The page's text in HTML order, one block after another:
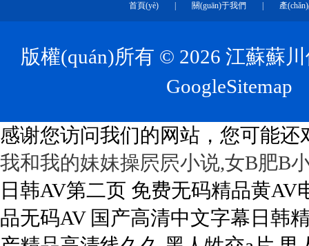
首頁(yè) 關(guān)于我們 產
版權(quán)所有 © 2026 江蘇蘇
GoogleSitemap
感谢您访问我们的网站，您可能还
我和我的妹妹操屄屄小说,女B肥B
日韩AV第二页 免费无码精品黄AV电影 亚洲加勒比少妇无码av 欧美成人小视频 色多多性虎精品无码AV 国产高清中文字幕日韩精品 久久久久久91久久久久 怡红院A∨人人爰人人爽 亚洲国产精品高清线久久 黑人牲交a片 男人叉女人视频 午夜精品久久久久久久天堂 日本久草三级片 乱人伦人妻精品一区二区 天天综合网永久入口红桃 漂亮人妻被公日日躁全集 国内无遮码无码的免费av av羞羞av漫画在线观看 av综合女生片在线观看 女生阴道视频免费看网站 亚洲一区二区精品在线观看 性欧美极品XXXX另类 国av亚洲精品久久久久久 少妇小树林野战a片 日本午夜精品视频在线观看 亚洲另类激情综合偷自拍图 大屁股videoshd 亚洲精品一区二区玖玖爱 免费的污污的网站在线观看 97免费在线视频资源站 日韩精品无码免费一区二区三区 国产成人无av在线播放 在线免费AV嗯嗯啊啊啊 人人插人人插人人插人人插 亚洲 欧美 成人 动漫 三年片免费大全国语 久久久精品免费免费高清 人妻少妇征服沉沦 做爰性视频免费观看视频网 国内成人自拍小视频网站 日韩午夜精品视频一区二区 男嫖妓老熟女上位猛操逼 久久av 一区二区三区 美女与男人黄色操逼网站 欧美精品99久久久久久人 三级在线的特黄视频网站 亚洲一区二区三区app 欧美亚洲另类热视频一区 白嫩的麻麻下面好紧 亚洲 欧洲 日韩 精品 成人午夜做爰高潮片免费 男操女插插插痛免费下载 国产一区二区三区四区久久 天天综合亚洲色在线精品 婷婷大香蕉97精品在线 男人插进女人阴道真人片 哪些网站看黄色性爱视频 色噜噜狠狠网站狠狠爱欧美 女人和公豬交内谢 马屌插进女人逼内无遮挡 男生插入女生阴道的视频 男人使劲操女人视频白浆 操女孩子的大逼 3p艹嗯嗯啊啊 W永久939W乳液66 国产高清自偷自在线观看 美女被鸡吧操逼 天天综合天天综合色在线 插美女老师阴道在线马同 午夜激情福利在线免费看 国产大鸡巴操逼 初爱视频教程大全免费观看 漫画男生舔女生私密部位 美女裸体扒开屁股桶到爽 亚洲乱码中文字幕一区l 国产刺激国产精品国产二区 欧美日韩视费观看视频 国产又黄又湿又刺激网站 久久精品国产亚洲av高潮 天天躁夜夜躁狠狠躁图片 8x8淫库网站永远免费 久久久久久久久久热视频 亚洲av专区一区二区三区 hentai在线视频国产 色吊丝永久在线观看最新 男人插女人骚视频988 av在线亚洲男人的天堂 白白色成人在线 牲交a欧美牲交aⅴ免费一日韩 久久伊人精品一区二区三区 国产精品一区二区一区二区 欧美一区二区三区成人片在线 好大好粗好紧好想射视频 久久婷婷国产综合精品青草 亚洲一区二区精品在线观看 亚洲精品国产乱码不卡99 我玩弄美艳馊子高潮 久热这里只有精品视频6 午夜视频久久久一区二区 777午夜精品免费视频 操中年妇女的黑毛绒绒逼 色老二精品视频在线观看 最近日韩精品这里最精品 欧美大肥婆大肥bbbbb aaa在线观看高清免费 大鸡巴插入骚逼射精网站 亚洲天堂电影一区二区三区 国产888视频在线观看 成人免费a级毛片天天看 亚洲av一级片在线观看 男生把女生靠到爽的视频 久热久热精品视频在线观看 骚货爱扣逼视频 中文乱码字幕一区二区三区 av嫩草影院网 色婷婷开心五月六月丁香色 欧美xxxx×黑人性爽 精品国产免费久久久久久 操的老逼爽歪歪 中国无码人妻丰满熟妇啪啪软件 国产精品热久久无码AV 男人跟女人操黄片儿操逼 亚洲色无码专区一区 蜜桃又黄又粗又爽av免 亚洲日本欧美日韩中文字幕 日韩欧美中文字幕精品 老外大干白虎女 国产一区二区三区 91 99久久精品美女高潮喷水 插入阴道使劲插高潮视频 日本一二三区在线观看视频 打扑克又疼又叫亚洲啪啪 观看国产色欲色www 亚洲欧美综合久久久久久 久久九九99九九99精品 国内成人自拍小视频网站 人人爽人妻少妇女夜夜狠 大jb艹我的逼 欧美,国产一区二区三区 男人叉女人视频 喝醉漂亮人妻被强了中字 国产999热这里只有精品 久久久久久久久久久99 大香蕉日韩经典在线观看 国产无遮挡又污又黄又爽 巨熟乳波霸若妻在线播放 国产精品爽爽久久久久久 性一交一无一伦一精一品 亚洲熟妇丝裤乱又伦AV 色综合久久久无码中文字幕 网友自拍第一页 久久精品aⅴ无码中文字 中文字幕东京热视频精品 午夜欧美日韩精品一区二区 天天干夜夜拍天天操天天射 日韩av精品一区二区三区 爆艹小嫩逼里面 美女与野兽图片真人唯美 日韩一中文字幕在线视频 操逼舔小穴电影 久热这里只有精品视频6 裸体舞蹈xxxx裸体视频 精品一二三区久久aaa片 欧美日韩v在线观看不卡 аⅴ的天堂网最新版在线 黄色片在哪里看中文字幕 大鸡吧使劲操我骚逼视频 一本到在线观看免费收看 色情久久久av熟女人妻网站 国产猛烈高潮喊叫视频 宅男噜噜噜66在线观看 骚逼视频操喷水 大鸡巴插进骚妇女同事逼 H罩杯黑丝美女爆乳自慰 米奇777狠狠欧美三区 1000部精品久久久久久 国产精品天干天干在线观 尿色发红是什么原因引起的 少妇av春色 国产sp调教打屁股视频网站 avwuyesaobi 久久久久久91 亚洲尤物极品天堂久久久 久久久精品人妻一区二区三区 99国精产品一区二区三区a片 性做久久久久久免费观看 亲女禁h啪啪 色婷婷狠狠久久综合五月 日本搞鸡操逼视频aaa 日韩精品久久久久一区二区 大机巴橾大逼真人棵体视 久久九久久久九久久久久 欧美成人www免费全部网站 大粗黑鸡巴流水插逼视频 新疆地区92号汽油价格 国产成人综合日韩精品无 二十不惑最后一集在线观看 啪啪啪高潮流水无码观看 国产成人三级片在线播放 69堂成人精品免费视频 中文字幕精品久久久久久 啊啊啊操死我了骚逼视频 同房后两天有黄色分泌物 国产精品亚av三区1页 欧美另类精品xxxx99 亚洲国产精品久久久久婷婷老年 看男生插女生下面的网站 粉嫩小缝口太窄了进不去 99er视频在线免费观看 女生bb湿湿求艹 视频 120秒试看无码体验区 99久久九九免费热视频 社保交满15年有多少钱 成人做受120视频试看 欧美永久精品免费nba 国产三级精品三级在线专1 曰曰摸夜夜添夜夜添高潮出水 亚洲第无码av无码专区 马屌插进女人逼内无遮挡 日本人与黑人牲交交免费 av综合女生片在线观看 精品无码一区二区三区av 口国产成人高清在线播放 999国内精品永久免费 啊啊啊在线免费视频网站 为了怀孕的人妻中文字幕 久久老熟女一区二区福利 国产乱色熟女一二三四区 变态另类无码中文字幕 艹少妇视频在线免费观看 日日摸夜夜做肉肉射人色 一个人在线观看的www 极品无码人妻巨屁股系列 亚洲中文字幕无码日韩 中文字幕无码日韩中文字幕 精品一区二区三区长筒靴 日本阿v片一区二区三区 大陆熟妇丰满多毛xxxx 女人18毛片a级毛片免费视频 亚洲av一级片在线观看 国产精品久久国产精品99 宅男影视色一区二区三区 强奸乱伦老女人激情视频 亚洲欧美日韩成人综合一区 激情综合色五月丁香六月亚洲 哪个网站可以看黄色av 肉体裸交137大胆摄影 大奶少妇白虎高潮流视频 91精品国产手机在线版 无内丝袜自慰喷水老熟女 日本美人妻中文字幕在线 窃听风云2手机在线观看 久一最熱門最齊全的電影 打扑克又疼又叫亚洲啪啪 日姑娘大逼视频 大鸡巴塞满女生逼 视频 v11av在线视频成人 中国屄展示直播se视频 欧洲久久久精品免费无码 人人做天天爱夜夜爽 天堂网AV无码一区二区 日本人妻被公侵犯中文字幕 小泽玛利亚家庭教师在线 俄罗斯一区二区在线视频 日本口工无翼彩全彩漫画男男 成人啊嗯嗯视频 亚洲成a人影院在线观看 日韩 中文字幕 欧美精品 国产在线精品一区二区 日本女人日逼逼 亚洲天堂2017无码 久久久久久久久久久99 色综合久久88 五月天激情无碼av在线 亚洲无线一二三四区手机 久久精品国产亚洲av蜜色 色呦呦亚洲一区二区三区 久久久久久中文字幕伦理 中文无码久久精品 不卡一区二区三区av电影 久久久国产动态秒拍福利 亚洲精品国产第一综99久久 哈好舒服哈好不要的视频 欧美大几巴操逼 欧美牲交a欧美牲交aⅴ久久 美女阴部无遮掩被艹视频 亚洲 综合 视频 免费 国产精品成人久久久免费 国产护士av美腿丝袜美腿 白带有黄色是什么原因呢 日韩一区二区在线免费看 亚洲码与欧洲码区别入口 国产精品久久久永久观看 999精品国产一二三区 jizz日本 无码区a∨视频 成h动漫无码网站 久久99这里精品8国产 嗯啊哈好大鸡八网站涩涩 国产888视频在线观看 末成年女av片一区二区 精品人妻一区二区三区浪潮在线 一级毛片特级毛片免费的 国产原创精品 正在播放 男生操女生视频在线观看 十八禁啪啪污污网站免费 自拍偷拍亚洲激情欧美激情 久久久久无码精品国产a 大黑鸡巴操女人大黑逼操